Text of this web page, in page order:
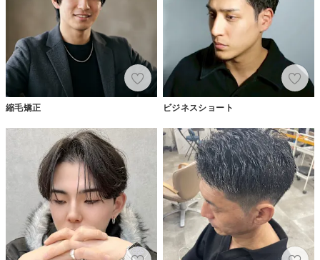
縮毛矯正 ビジネスショート